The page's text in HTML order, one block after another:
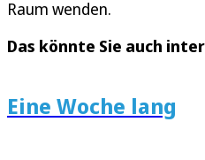
Raum wenden.
Das könnte Sie auch
Eine Woche lang